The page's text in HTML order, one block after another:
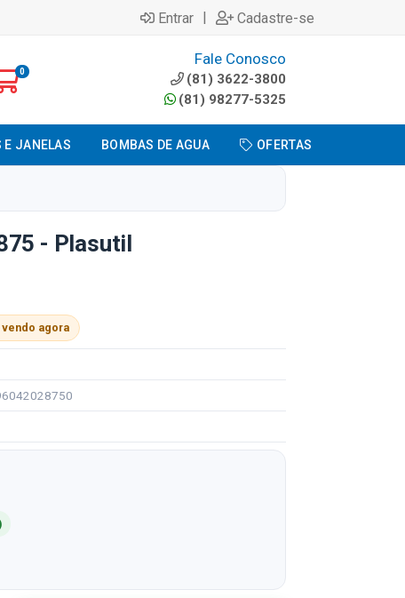
Entrar | Cadastre-se
0
Fale Conosco
(81) 3622-3800
(81) 98277-5325
E JANELAS BOMBAS DE AGUA OFERTAS
- Plasutil
agora